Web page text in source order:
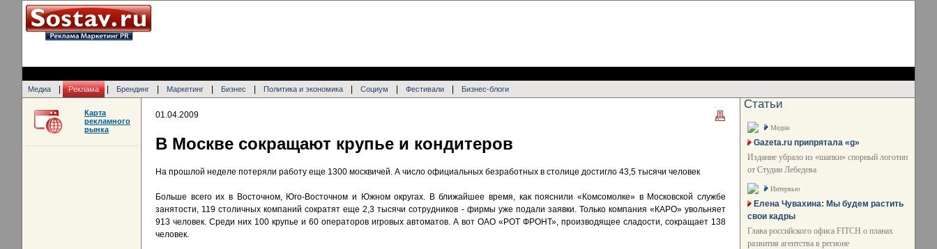
Медиа Реклама Брендинг Маркетинг Бизнес Политика и экономика Социум Фестивали Бизнес-блоги
01.04.2009
В Москве сокращают крупье и кондитеров
На прошлой неделе потеряли работу еще 1300 москвичей. А число официальных безработных в столице достигло 43,5 тысячи человек
Больше всего их в Восточном, Юго-Восточном и Южном округах. В ближайшее время, как пояснили «Комсомолке» в Московской службе
занятости, 119 столичных компаний сократят еще 2,3 тысячи сотрудников - фирмы уже подали заявки. Только компания «КАРО» увольняет
913 человек. Среди них 100 крупье и 60 операторов игровых автоматов. А вот ОАО «РОТ ФРОНТ», производящее сладости, сокращает 138
человек.
Карта
рекламного
рынка
Статьи
Медиа
Gazeta.ru припрятала «g»
Издание убрало из «шапки» спорный логотип
от Студии Лебедева
Интервью
Елена Чувахина: Мы будем растить
свои кадры
Глава российского офиса FITCH о планах
развития агентства в регионе